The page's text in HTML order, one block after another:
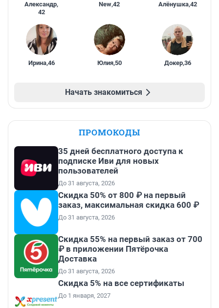
Александр,
42
New,42 Алёнушка,42
Ирина,46 Юлия,50 Докер,36
Начать знакомиться
ПРОМОКОДЫ
35 дней бесплатного доступа к
подписке Иви для новых
пользователей
До 31 августа, 2026
Скидка 50% от 800 ₽ на первый
заказ, максимальная скидка 600 ₽
До 31 августа, 2026
Скидка 55% на первый заказ от 700
₽ в приложении Пятёрочка
Доставка
До 31 августа, 2026
Скидка 5% на все сертификаты
До 1 января, 2027